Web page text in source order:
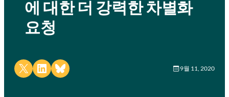
에 대한 더 강력한 차별화
요청
Share on X Share on LinkedIn
Share on Bluesky 9월 11, 2020